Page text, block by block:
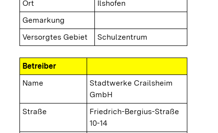
Ort
Ilshofen
Gemarkung
Versorgtes Gebiet
Schulzentrum
Betreiber
Name
Stadtwerke Crailsheim
GmbH
Straße
Friedrich-Bergius-Straße
10-14